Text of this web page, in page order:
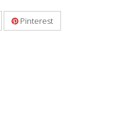
Pinterest